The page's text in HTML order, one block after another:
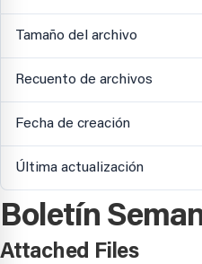
Tamaño del archivo
Recuento de archivos
Fecha de creación
Última actualización
Boletín
Attached Files